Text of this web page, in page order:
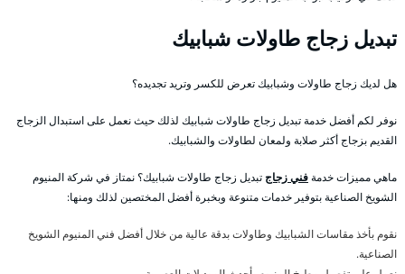
تبديل زجاج طاولات شبابيك
هل لديك زجاج طاولات وشبابيك تعرض للكسر وتريد تجديده؟
نوفر لكم أفضل خدمة تبديل زجاج طاولات شبابيك لذلك حيث نعمل على استبدال الزجاج
القديم بزجاج أكثر صلابة ولمعان لطاولات والشبابيك.
ماهي مميزات خدمةفني زجاج تبديل زجاج طاولات شبابيك؟ نمتاز في شركة المنيوم
الشويخ الصناعية بتوفير خدمات متنوعة وبخبرة أفضل المختصين لذلك ومنها:
نقوم بأخذ مقاسات الشبابيك وطاولات بدقة عالية من خلال أفضل فني المنيوم الشويخ
الصناعية.